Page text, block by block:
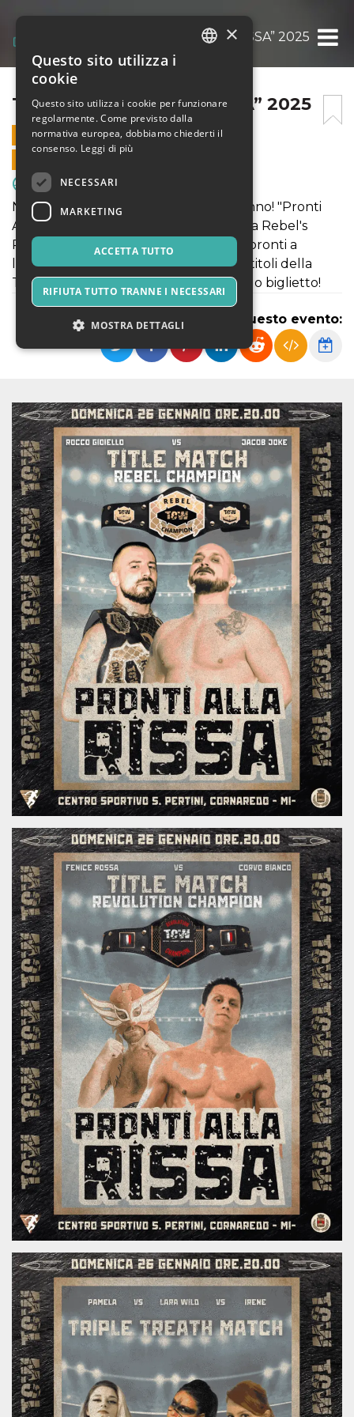
TCW “PRONTI ALLA RISSA” 2025
TCW “PRONTI ALLA RISSA” 2025
26 GENNAIO 2025 - 19:00
VENDITE ONLINE TERMINATE
Sport & Motori
Non perdere l'evento più epico dell'anno! "Pronti
Alla Rissa" 2025 mette in scena la prima Rebel's
Rumble a coppie d'Italia, con 15 team pronti a
lottare per i titoli 4T! E non solo, tutti i titoli della
TCW saranno in palio! Acquista ora il tuo biglietto!
Condividi questo evento:
×
Questo sito utilizza i
cookie
Questo sito utilizza i cookie per funzionare
regolarmente. Come previsto dalla
normativa europea, dobbiamo chiederti il
consenso. Leggi di più
NECESSARI
MARKETING
ACCETTA TUTTO
RIFIUTA TUTTO TRANNE I NECESSARI
MOSTRA DETTAGLI
I cookie strettamente necessari o tecnici sono
indispensabili al funzionamento del sito. I
servizi qui presenti non potranno funzionare
senza.
Nome
Provider /
Dominio
Scadenza Descrizione
cf_clearance
Cloudflare,
Inc.
.oooh.events
1 anno
Clearance
Cookie from
CloudFlare
stores the proof
of challenge
passed. It is
used to no
longer issue a
captcha or
jschallenge
challenge if
present. It is
required to
reach origin
server.
wordpress_test_cookie
Automattic
Inc.
.oooh.events
Sessione
Cookie di
Wordpress,
verifica che il
browser accetti i
cookie.
PHPSESSID
PHP.net
oooh.events
Sessione
Cookie
generato da
applicazioni
basate sul
linguaggio PHP.
Si tratta di un
identificatore
generico
utilizzato per
mantenere le
variabili di
sessione utente.
Normalmente è
un numero
generato in
modo casuale, il
modo in cui
viene utilizzato
può essere
specifico per il
sito, ma un
buon esempio è
mantenere uno
stato di accesso
per un utente
tra le pagine.
m
Stripe
m.stripe.com
1 anno 1
mese
Questo cookie
viene
generalmente
utilizzato per le
prestazioni e
l'ottimizzazione
dei servizi di
elaborazione
dei pagamenti,
facilitando la
memorizzazione
dei contenuti
sul browser per
rendere le
pagine più
veloci.
CookieScriptConsent
CookieScript
oooh.events
4
settimane
2 giorni
Questo cookie
viene utilizzato
dal servizio
Cookie-
Script.com per
ricordare le
preferenze di
consenso sui
cookie dei
visitatori. È
necessario che il
banner dei
cookie di
Cookie-
Script.com
funzioni